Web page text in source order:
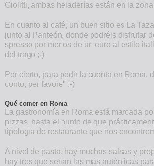
Giolitti, ambas heladerías están en la
En cuanto al café, un buen sitio es La
junto al Panteón, donde podréis disfrutar
spresso por menos de un euro al estilo
del trago ;-)
Por cierto, para pedir la cuenta en Roma,
conto, per favore" :-)
Qué comer en Roma
La gastronomía en Roma está marcada
pizzas, hasta el punto de que
tipología de restaurante que nos
A nivel de pasta, hay muchas salsas y
hay tres que serían las más auténticas